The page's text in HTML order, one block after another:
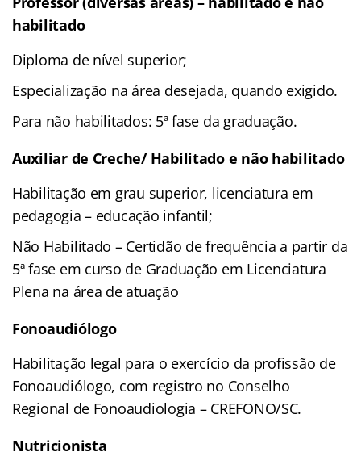
habilitado
Diploma de nível superior;
Especialização na área desejada, quando exigido.
Para não habilitados: 5ª fase da graduação.
Auxiliar de Creche/ Habilitado e não habilitado
Habilitação em grau superior, licenciatura em
pedagogia – educação infantil;
Não Habilitado – Certidão de frequência a partir da
5ª fase em curso de Graduação em Licenciatura
Plena na área de atuação
Fonoaudiólogo
Habilitação legal para o exercício da profissão de
Fonoaudiólogo, com registro no Conselho
Regional de Fonoaudiologia – CREFONO/SC.
Nutricionista